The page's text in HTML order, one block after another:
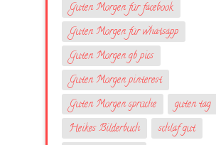
Guten Morgen für facebook
Guten Morgen für whatsapp
Guten Morgen gb pics
Guten Morgen pinterest
Guten Morgen sprüche
guten tag
Heikes Bilderbuch
schlaf gut